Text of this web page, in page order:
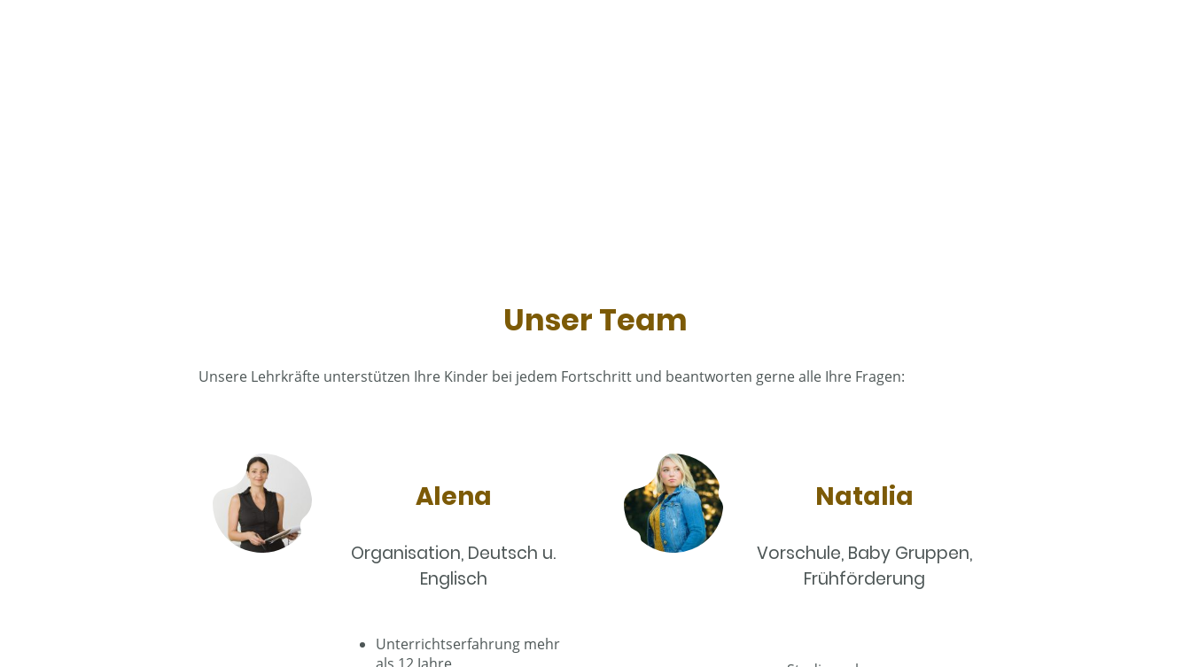
Unser Team
Unsere Lehrkräfte unterstützen Ihre Kinder bei jedem Fortschritt und beantworten gerne alle Ihre Fragen:
Alena
Organisation, Deutsch u.
Englisch
Unterrichtserfahrung mehr
Natalia
Vorschule, Baby Gruppen,
Frühförderung